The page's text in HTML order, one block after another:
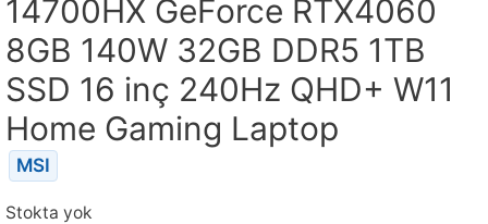
14700HX GeForce RTX4060
8GB 140W 32GB DDR5 1TB
SSD 16 inç 240Hz QHD+ W11
Home Gaming Laptop
MSI
Stokta yok